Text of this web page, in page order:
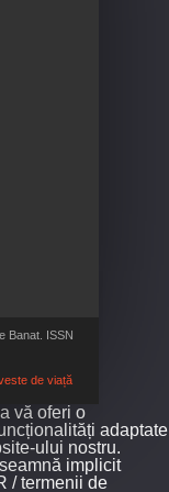
Banat. ISSN
de viață
vă oferi o
adaptate
ului nostru.
implicit
/ termenii de